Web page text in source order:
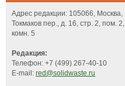
Адрес редакции: 105066, Москва,
Токмаков пер., д. 16, стр. 2, пом. 2,
комн. 5
Редакция:
Телефон: +7 (499) 267-40-10
E-mail: red@solidwaste.ru